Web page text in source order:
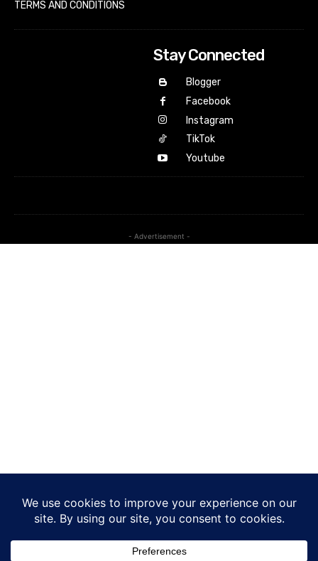
TERMS AND CONDITIONS
Stay Connected
Blogger
Facebook
Instagram
TikTok
Youtube
- Advertisement -